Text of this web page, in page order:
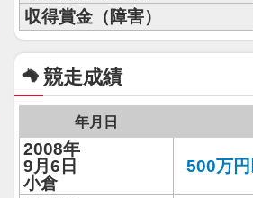
収得賞金（障害）
競走成績
年月日
2008年
9月6日
小倉
500万